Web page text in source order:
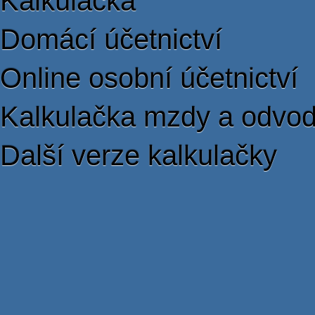
Domácí účetnictví
Online osobní účetnictví
Kalkulačka mzdy a
Další verze kalkulačky